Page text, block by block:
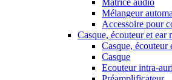
Matrice audio
Mélangeur
Accessoire pour
Casque, écouteur et ear
Casque, écouteur
Casque
Ecouteur intra-